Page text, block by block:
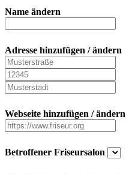
Name ändern
Adresse hinzufügen / ändern
Webseite hinzufügen / ändern
Betroffener Friseursalon